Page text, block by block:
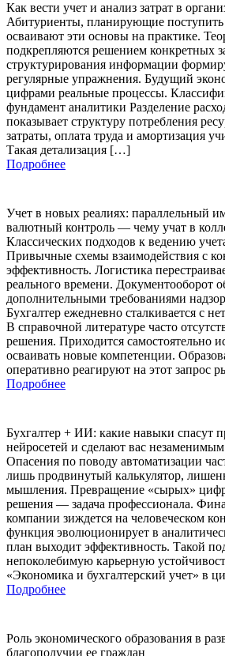
Как вести учет и анализ затрат в
Абитуриенты, планирующие поступить
осваивают эти основы на практике.
подкрепляются решением конкретных
структурирования информации
регулярные упражнения. Будущий
цифрами реальные процессы.
фундамент аналитики Разделение
показывает структуру потребления
затраты, оплата труда и амортизация
Такая детализация […]
Подробнее
Учет в новых реалиях: параллельный
валютный контроль — чему учат в
Классических подходов к ведению
Привычные схемы взаимодействия с
эффективность. Логистика
реального времени. Документооборот
дополнительными требованиями
Бухгалтер ежедневно сталкивается с
В справочной литературе часто
решения. Приходится самостоятельно
осваивать новые компетенции.
оперативно реагируют на этот запрос
Подробнее
Бухгалтер + ИИ: какие навыки спасут
нейросетей и сделают вас
Опасения по поводу автоматизации
лишь продвинутый калькулятор,
мышления. Превращение «сырых» цифр
решения — задача профессионала.
компании зиждется на человеческом
функция эволюционирует в
план выходит эффективность. Такой
непоколебимую карьерную
«Экономика и бухгалтерский учет» в
Подробнее
Роль экономического образования в
благополучии ее граждан